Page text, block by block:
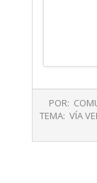
05-
POR:
TEMA: VÍA